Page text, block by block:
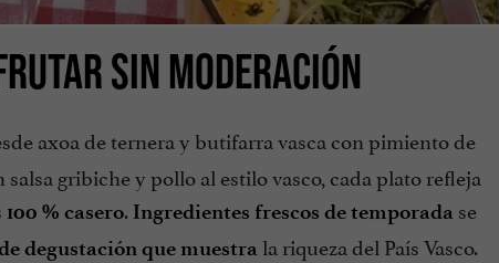
SIN MODERACIÓN
axoa de ternera y butifarra vasca con pimiento de
gribiche y pollo al estilo vasco, cada plato refleja
100 % casero. Ingredientes frescos de temporada se
degustación que muestra la riqueza del País Vasco.